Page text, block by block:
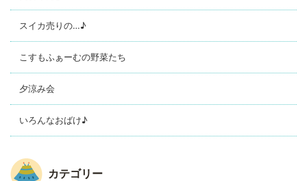
スイカ売りの…♪
こすもふぁーむの野菜たち
夕涼み会
いろんなおばけ♪
カテゴリー